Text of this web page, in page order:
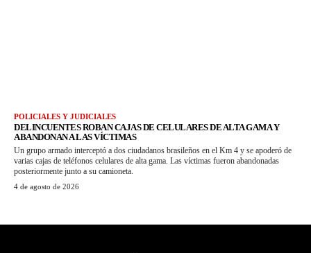
POLICIALES Y JUDICIALES
DELINCUENTES ROBAN CAJAS DE CELULARES DE ALTA GAMA Y
ABANDONAN A LAS VÍCTIMAS
Un grupo armado interceptó a dos ciudadanos brasileños en el Km 4 y se apoderó de
varias cajas de teléfonos celulares de alta gama. Las víctimas fueron abandonadas
posteriormente junto a su camioneta.
4 de agosto de 2026